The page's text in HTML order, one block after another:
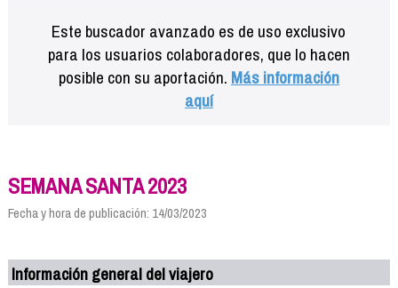
Este buscador avanzado es de uso exclusivo
para los usuarios colaboradores, que lo hacen
posible con su aportación. Más información
aquí
SEMANA SANTA 2023
Fecha y hora de publicación: 14/03/2023
Información general del viajero